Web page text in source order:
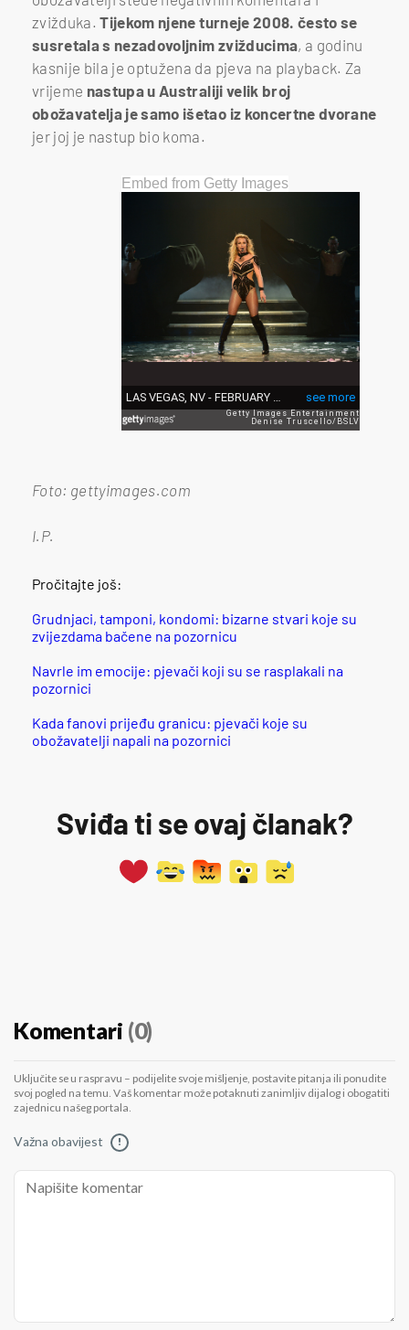
zvižduka.Tijekom njene turneje 2008. često se
susretala s nezadovoljnim zvižducima, a godinu
kasnije bila je optužena da pjeva na playback. Za
vrijeme nastupa u Australiji velik broj
obožavatelja je samo išetao iz koncertne dvorane
jer joj je nastup bio koma.
Embed from Getty Images
Foto: gettyimages.com
I.P.
Pročitajte još:
Grudnjaci, tamponi, kondomi: bizarne stvari koje su
zvijezdama bačene na pozornicu
Navrle im emocije: pjevači koji su se rasplakali na
pozornici
Kada fanovi prijeđu granicu: pjevači koje su
obožavatelji napali na pozornici
Sviđa ti se ovaj članak?
Komentari (0)
Uključite se u raspravu – podijelite svoje mišljenje, postavite pitanja ili ponudite
svoj pogled na temu. Vaš komentar može potaknuti zanimljiv dijalog i obogatiti
zajednicu našeg portala.
Važna obavijest !